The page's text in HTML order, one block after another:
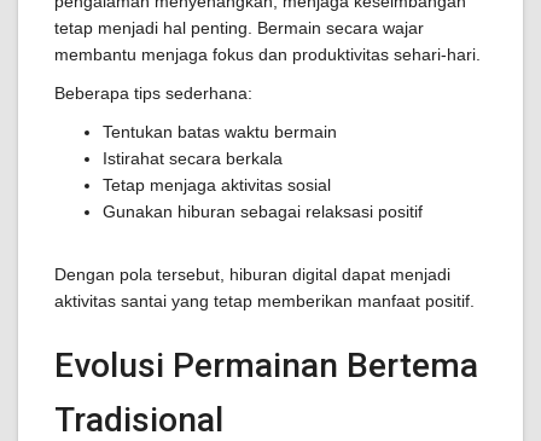
tetap menjadi hal penting. Bermain secara wajar
membantu menjaga fokus dan produktivitas sehari-hari.
Beberapa tips sederhana:
Tentukan batas waktu bermain
Istirahat secara berkala
Tetap menjaga aktivitas sosial
Gunakan hiburan sebagai relaksasi positif
Dengan pola tersebut, hiburan digital dapat menjadi
aktivitas santai yang tetap memberikan manfaat positif.
Evolusi Permainan Bertema
Tradisional